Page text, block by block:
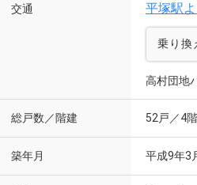
交通 平塚駅
乗り換
高村団地
総戸数／階建 52戸／4
築年月 平成9年3